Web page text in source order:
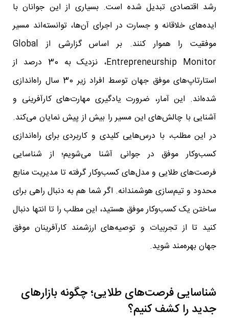
رشد اقتصادی تبدیل شده است. بسیاری از این جوانان با
ایده‌های خلاقانه و جسارت در اجرای آن‌ها، توانسته‌اند مسیر
موفقیت را هموار کنند. بر اساس گزارشی از Global
Entrepreneurship Monitor، نزدیک به 30 درصد از
استارتاپ‌های موفق جهان توسط افراد زیر 30 سال راه‌اندازی
شده‌اند. این آمار، ضرورت یادگیری مهارت‌های کارآفرینی و
آشنایی با چالش‌های این مسیر را بیش از پیش نمایان می‌کند.
در این مطلب، با درس‌هایی کلیدی و کاربردی برای راه‌اندازی
کسب‌وکار موفق در جوانی آشنا می‌شویم؛ از شناسایی
فرصت‌های طلایی و مدل‌های کسب‌وکار گرفته تا مدیریت منابع
محدود و تیم‌سازی هوشمندانه. اگر شما هم به دنبال راهی برای
ساختن یک کسب‌وکار موفق هستید، این مطلب را تا انتها دنبال
کنید تا از تجربیات و توصیه‌های ارزشمند کارآفرینان موفق
جهان بهره‌مند شوید.
شناسایی فرصت‌های طلایی؛ چگونه بازارهای
جدید را کشف کنیم؟